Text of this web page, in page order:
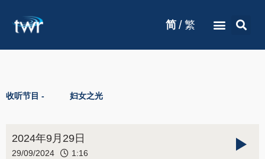
简 / 繁
收听节目 - 妇女之光
2024年9月29日
29/09/2024 1:16